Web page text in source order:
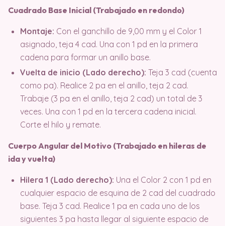
Cuadrado Base Inicial (Trabajado en redondo)
Montaje: Con el ganchillo de 9,00 mm y el Color 1
asignado, teja 4 cad. Una con 1 pd en la primera
cadena para formar un anillo base.
Vuelta de inicio (Lado derecho): Teja 3 cad (cuenta
como pa). Realice 2 pa en el anillo, teja 2 cad.
Trabaje (3 pa en el anillo, teja 2 cad) un total de 3
veces. Una con 1 pd en la tercera cadena inicial.
Corte el hilo y remate.
Cuerpo Angular del Motivo (Trabajado en hileras de
ida y vuelta)
Hilera 1 (Lado derecho): Una el Color 2 con 1 pd en
cualquier espacio de esquina de 2 cad del cuadrado
base. Teja 3 cad. Realice 1 pa en cada uno de los
siguientes 3 pa hasta llegar al siguiente espacio de